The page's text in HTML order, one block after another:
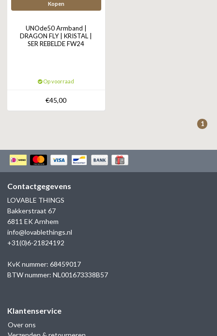
Kopen
UNOde50 Armband |
DRAGON FLY | KRISTAL |
SER REBELDE FW24
Op voorraad
€45,00
1
Contactgegevens
LOVABLE THINGS
Bakkerstraat 67
6811 EK Arnhem
info@lovablethings.nl
+31(0)6-21824192
KvK nummer: 68459017
BTW nummer: NL001673338B57
Klantenservice
Over ons